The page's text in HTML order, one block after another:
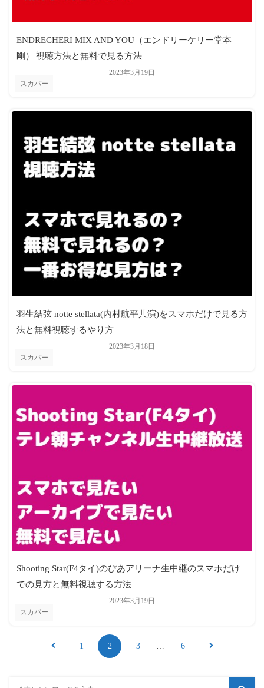
スカパー
2023年3月19日
ENDRECHERI MIX AND YOU（エンドリーケリー堂本
剛）|視聴方法と無料で見る方法
スカパー
2023年3月18日
羽生結弦 notte stellata(内村航平共演)をスマホだけで見る方
法と無料視聴するやり方
スカパー
2023年3月19日
Shooting Star(F4タイ)のぴあアリーナ生中継のスマホだけ
での見方と無料視聴する方法
1 2 3 … 6